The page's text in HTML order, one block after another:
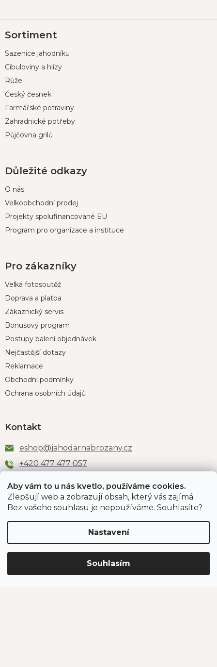
Aby vám to u nás kvetlo, používáme cookies.
Zlepšují web a zobrazují obsah, který vás zajímá.
Bez vašeho souhlasu je nepoužíváme. Souhlasíte?
Nastavení
Souhlasím
á
a
Sortiment
Sazenice jahodníku
Cibuloviny a hlízy
Růže
Český česnek
Farmářské potraviny
Zahradnické potřeby
Půjčovna grilů
Důležité odkazy
O nás
Velkoobchodní prodej
Projekty spolufinancované EU
Program pro organizace a instituce
Pro zákazníky
Velká fotosoutěž
Doprava a platba
Zákaznický servis
Bonusový program
Postupy balení objednávek
Nejčastější dotazy
Reklamace
Obchodní podmínky
Ochrana osobních údajů
Kontakt
eshop@jahodarnabrozany.cz
+420 477 477 057
Odběr newsletteru
PŘIHLÁSIT SE